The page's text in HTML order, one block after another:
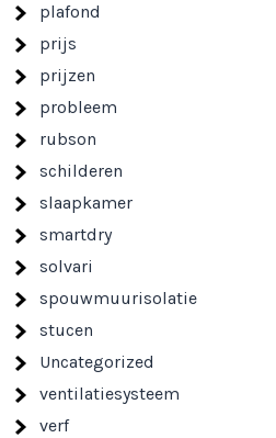
plafond
prijs
prijzen
probleem
rubson
schilderen
slaapkamer
smartdry
solvari
spouwmuurisolatie
stucen
Uncategorized
ventilatiesysteem
verf